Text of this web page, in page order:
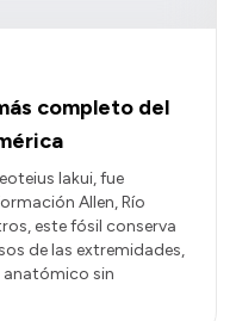
completo del
lakui, fue
Allen, Río
este fósil conserva
de las extremidades,
anatómico sin